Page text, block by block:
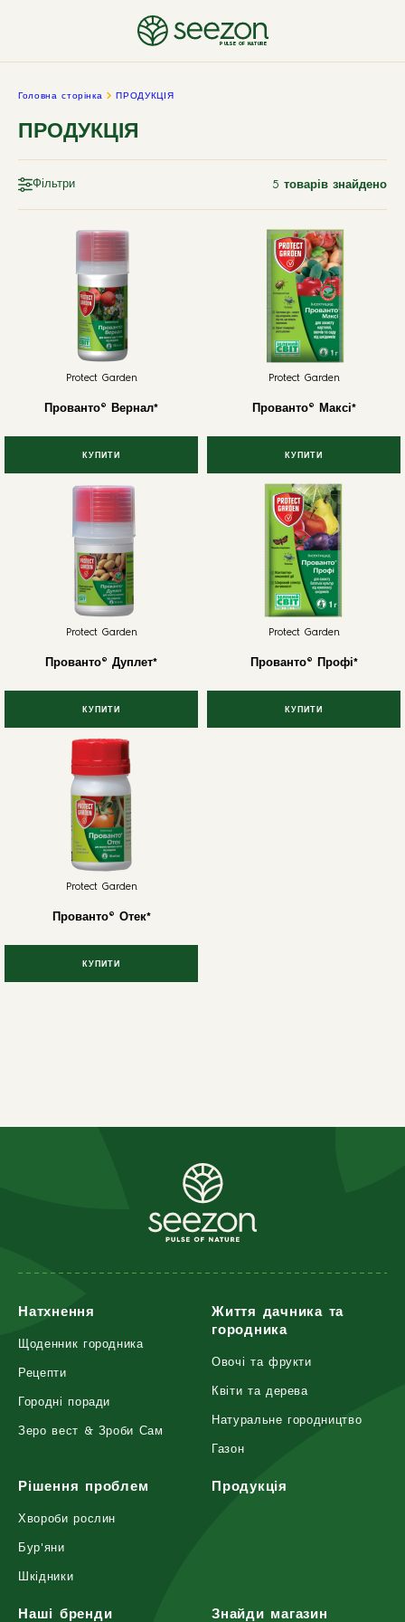
PULSE OF NATURE
Головна сторінка ПРОДУКЦІЯ
ПРОДУКЦІЯ
Фільтри 5 товарів знайдено
Protect Garden
Прованто® Вернал*
КУПИТИ
Protect Garden
Прованто® Максі*
КУПИТИ
Protect Garden
Прованто® Дуплет*
КУПИТИ
Protect Garden
Прованто® Профі*
КУПИТИ
Protect Garden
Прованто® Отек*
КУПИТИ
Натхнення
Щоденник городника
Рецепти
Городні поради
Зеро вест & Зроби Сам
Життя дачника та
городника
Овочі та фрукти
Квіти та дерева
Натуральне городництво
Газон
Рішення проблем
Хвороби рослин
Бур'яни
Шкідники
Продукція
Наші бренди Знайди магазин